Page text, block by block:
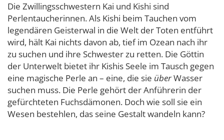
Die Zwillingsschwestern Kai und Kishi sind
Perlentaucherinnen. Als Kishi beim Tauchen vom
legendären Geisterwal in die Welt der Toten entführt
wird, hält Kai nichts davon ab, tief im Ozean nach ihr
zu suchen und ihre Schwester zu retten. Die Göttin
der Unterwelt bietet ihr Kishis Seele im Tausch gegen
eine magische Perle an – eine, die sie überWasser
suchen muss. Die Perle gehört der Anführerin der
gefürchteten Fuchsdämonen. Doch wie soll sie ein
Wesen bestehlen, das seine Gestalt wandeln kann?